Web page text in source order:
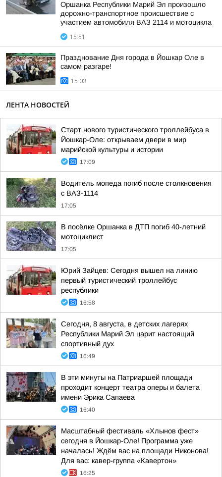
Оршанка Республики Марий Эл произошло
дорожно-транспортное происшествие с
участием автомобиля ВАЗ 2114 и мотоцикла
15:51
Празднование Дня города в Йошкар Оле в
самом разгаре!
15:03
ЛЕНТА НОВОСТЕЙ
Старт нового туристического троллейбуса в
Йошкар-Оле: открываем двери в мир
марийской культуры и истории
17:09
Водитель мопеда погиб после столкновения
с ВАЗ-1114
17:05
В посёлке Оршанка в ДТП погиб 40-летний
мотоциклист
17:05
Юрий Зайцев: Сегодня вышел на линию
первый туристический троллейбус
республики
16:58
Сегодня, 8 августа, в детских лагерях
Республики Марий Эл царит настоящий
спортивный дух
16:49
В эти минуты на Патриаршей площади
проходит концерт театра оперы и балета
имени Эрика Сапаева
16:40
Масштабный фестиваль «Хлынов фест»
сегодня в Йошкар-Оле! Программа уже
началась! Ждём вас на площади Никонова!
Для вас: кавер-группа «Кавертон»
16:25